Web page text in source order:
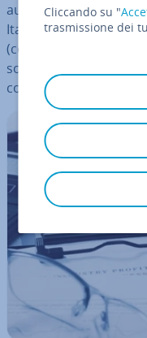
au­to­riz­za­zio­ne e
Italia tutto questo è
(copyright). Quello
software e i
copyright.
Cliccando su "
trasmissione dei